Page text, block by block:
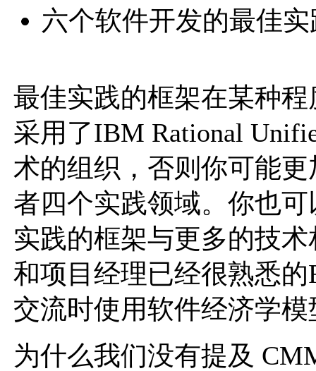
六个软件开发的最佳
最佳实践的框架在某种
采用了IBM Rational
术的组织，否则你可能
者四个实践领域。你也
实践的框架与更多的技
和项目经理已经很熟悉
交流时使用软件经济学
为什么我们没有提及